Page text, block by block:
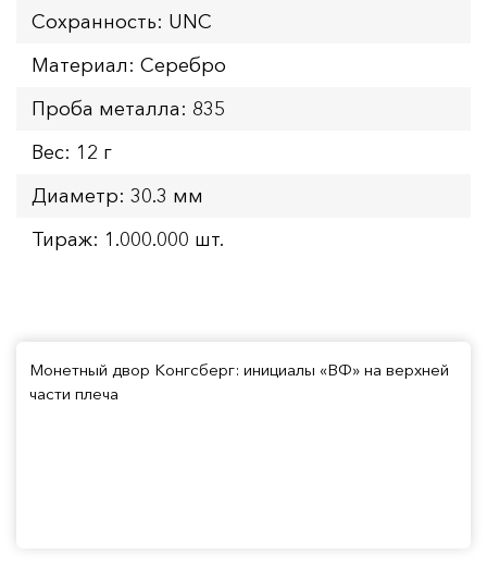
Сохранность: UNC
Материал: Серебро
Проба металла: 835
Вес: 12 г
Диаметр: 30.3 мм
Тираж: 1.000.000 шт.
Монетный двор Конгсберг: инициалы «BФ» на верхней
части плеча